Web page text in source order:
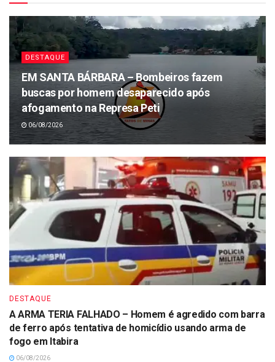
DESTAQUE
EM SANTA BÁRBARA – Bombeiros fazem
buscas por homem desaparecido após
afogamento na Represa Peti
06/08/2026
DESTAQUE
A ARMA TERIA FALHADO – Homem é agredido com barra
de ferro após tentativa de homicídio usando arma de
fogo em Itabira
06/08/2026